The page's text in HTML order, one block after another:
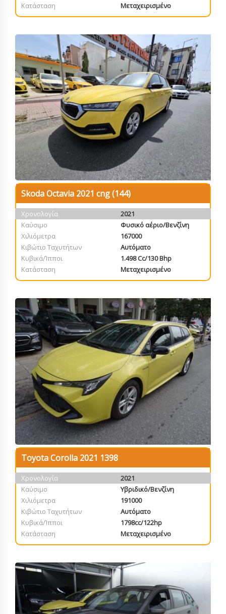
Κατάσταση
Μεταχειρισμένο
Skoda Octavia 2021 cng (144)
Χρονολογία
2021
Καύσιμο
Φυσικό αέριο/Βενζίνη
Χιλιόμετρα
167000
Κιβώτιο Ταχυτήτων
Αυτόματο
Κυβικά/Ίπποι
1.498 Cc/130 Bhp
Κατάσταση
Μεταχειρισμένο
Toyota Corolla 2021 1398
Χρονολογία
2021
Καύσιμο
Υβριδικό/Βενζίνη
Χιλιόμετρα
191000
Κιβώτιο Ταχυτήτων
Αυτόματο
Κυβικά/Ίπποι
1798cc/122hp
Κατάσταση
Μεταχειρισμένο